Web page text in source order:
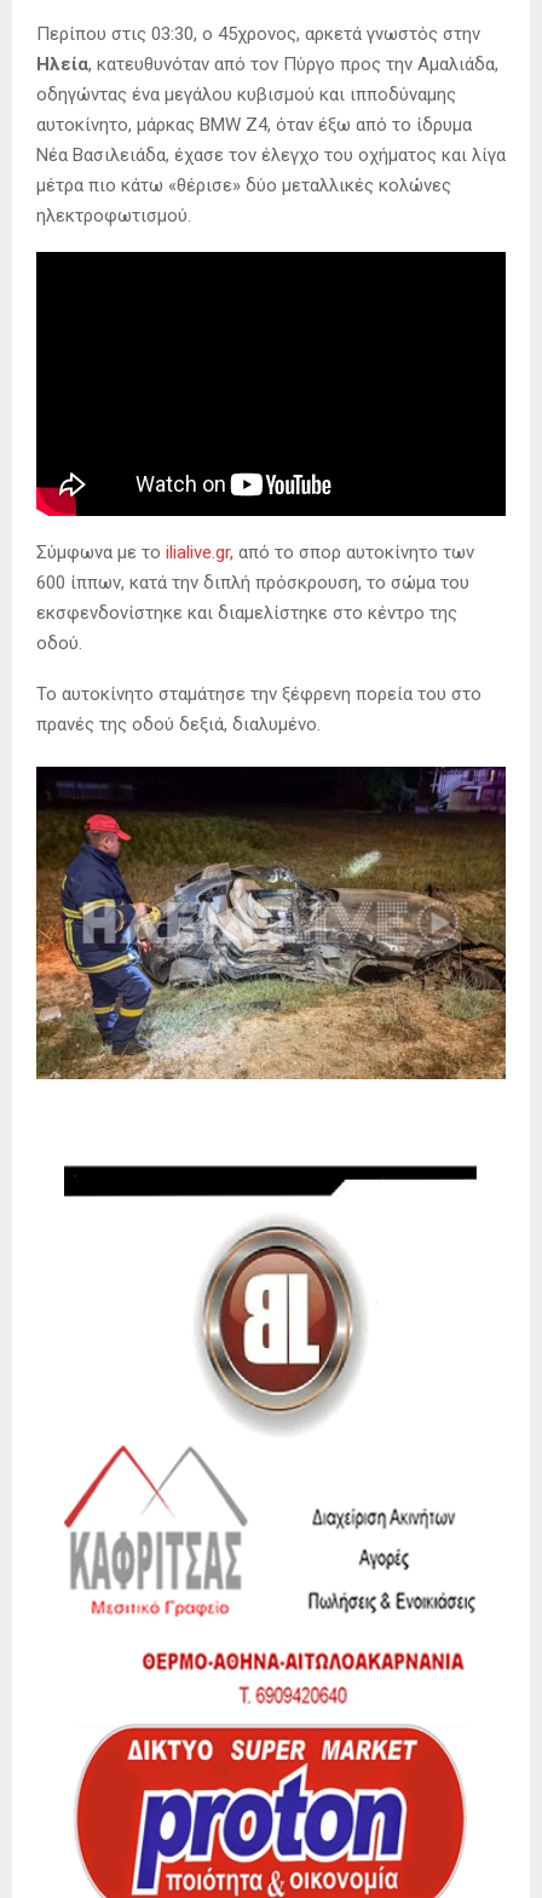
Περίπου στις 03:30, ο 45χρονος, αρκετά γνωστός στην
Ηλεία, κατευθυνόταν από τον Πύργο προς την Αμαλιάδα,
οδηγώντας ένα μεγάλου κυβισμού και ιπποδύναμης
αυτοκίνητο, μάρκας BMW Z4, όταν έξω από το ίδρυμα
Νέα Βασιλειάδα, έχασε τον έλεγχο του οχήματος και λίγα
μέτρα πιο κάτω «θέρισε» δύο μεταλλικές κολώνες
ηλεκτροφωτισμού.
Σύμφωνα με το ilialive.gr, από το σπορ αυτοκίνητο των
600 ίππων, κατά την διπλή πρόσκρουση, το σώμα του
εκσφενδονίστηκε και διαμελίστηκε στο κέντρο της
οδού.
Το αυτοκίνητο σταμάτησε την ξέφρενη πορεία του στο
πρανές της οδού δεξιά, διαλυμένο.